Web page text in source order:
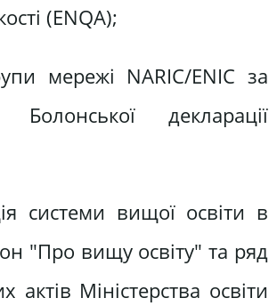
(ENQA);
мережі NARIС/ENIC за
Болонської декларації
системи вищої освіти в
"Про вищу освіту" та ряд
актів Міністерства освіти